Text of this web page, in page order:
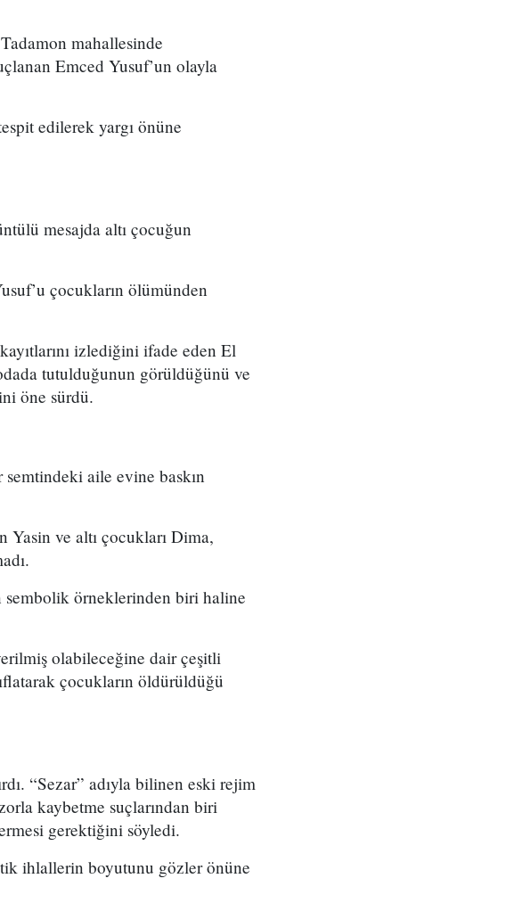
mahallesinde
Emced Yusuf’un olayla
edilerek yargı önüne
mesajda altı çocuğun
çocukların ölümünden
izlediğini ifade eden El
tutulduğunun görüldüğünü ve
öne sürdü.
aile evine baskın
Yasin ve altı çocukları Dima,
sembolik örneklerinden biri haline
olabileceğine dair çeşitli
çocukların öldürüldüğü
“Sezar” adıyla bilinen eski rejim
kaybetme suçlarından biri
gerektiğini söyledi.
ihlallerin boyutunu gözler önüne